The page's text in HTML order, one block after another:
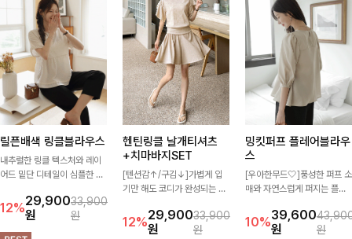
릴픈배색 링클블라우스
내추럴한 링클 텍스처와 레이
어드 밑단 디테일이 심플한 디
볍게 툭 입기만 해도 멋스러운
스타일을 완성해드려요- 여유
로운 핏으로 군살은 자연스럽
12%29,900
원
33,900
원
헨틴링클 날개티셔츠
+치마바지SET
[텐션감↑/구김↓]가볍게 입
기만 해도 코디가 완성되는 세
지는 프릴 날개 소매가 우아한
포인트를 더해드립니다💕 잔
12%29,900
원
33,900
원
밍킷퍼프 플레어블라우
스
[우아한무드🤍]풍성한 퍼프 소
매와 자연스럽게 퍼지는 플레
를 완성해주는 블라우스 🤍 체
형을 자연스럽게 커버해주며
10%39,600
원
원